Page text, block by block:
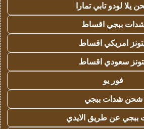
يلا لودو تابي تمارا
ببجي اقساط
امريكي اقساط
سعودي اقساط
فور يو
شحن شدات ببجي
ببجي عن طريق الايدي